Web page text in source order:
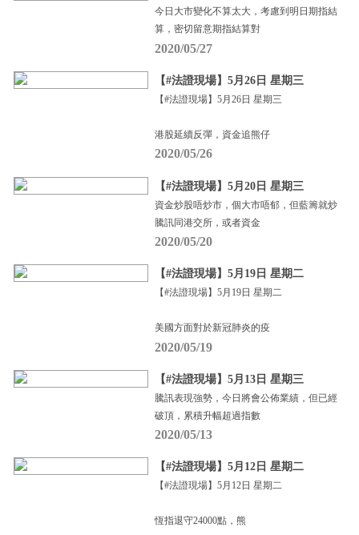
今日大市變化不算太大，考慮到明日期指結
算，密切留意期指結算對
2020/05/27
【#法證現場】5月26日 星期三
【#法證現場】5月26日 星期三
港股延續反彈，資金追熊仔
2020/05/26
【#法證現場】5月20日 星期三
資金炒股唔炒市，個大市唔郁，但藍籌就炒
騰訊同港交所，或者資金
2020/05/20
【#法證現場】5月19日 星期二
【#法證現場】5月19日 星期二
美國方面對於新冠肺炎的疫
2020/05/19
【#法證現場】5月13日 星期三
騰訊表現強勢，今日將會公佈業績，但已經
破頂，累積升幅超過指數
2020/05/13
【#法證現場】5月12日 星期二
【#法證現場】5月12日 星期二
恆指退守24000點，熊